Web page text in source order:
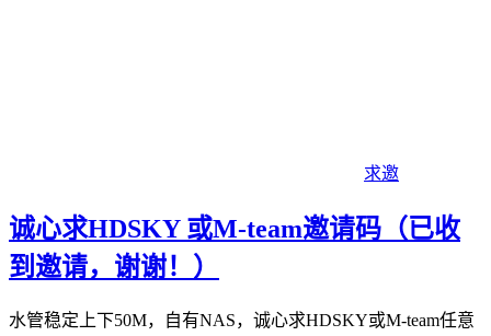
求邀
诚心求HDSKY 或M-team邀请码（已收
到邀请，谢谢！）
水管稳定上下50M，自有NAS，诚心求HDSKY或M-team任意